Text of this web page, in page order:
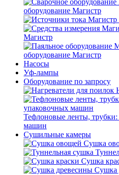
оборудование Магистр
Магистр
оборудование Магистр
Насосы
Уф-лампы
Оборудование по запросу
Тефлоновые ленты,
машин
Сушильные камеры
Сушка
Сушка
Сушка